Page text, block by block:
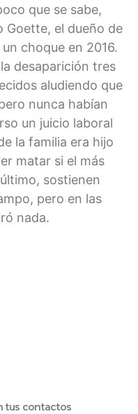
que se sabe,
el dueño de
choque en 2016.
desaparición tres
aludiendo que
nunca habían
un juicio laboral
la familia era hijo
matar si el más
sostienen
pero en las
nada.
tus contactos